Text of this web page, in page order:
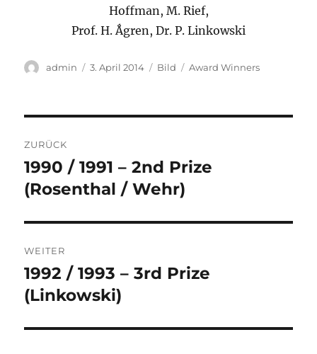
Hoffman, M. Rief,
Prof. H. Ǻgren, Dr. P. Linkowski
Autor
admin
Veröffentlicht
3. April 2014 Format
Bild Kategorien
Award Winners
ZURÜCK
Vorheriger
Beitrag:
1990 / 1991 – 2nd Prize
(Rosenthal / Wehr)
WEITER
Nächster
Beitrag:
1992 / 1993 – 3rd Prize
(Linkowski)